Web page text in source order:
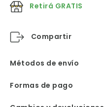
Retirá GRATIS
Compartir
Métodos de envío
Formas de pago